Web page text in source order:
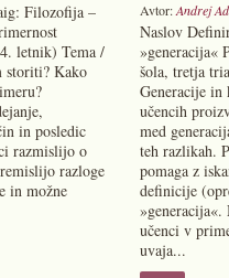
Filozofija –
letnik) Tema /
storiti? Kako
in posledic
razmislijo o
razloge
in možne
Avtor:Andrej
Naslov
»generacija«
šola, tretja
Generacije
učencih
med
teh razlikah.
pomaga z
definicije
»generacija«.
učenci v
uvaja...